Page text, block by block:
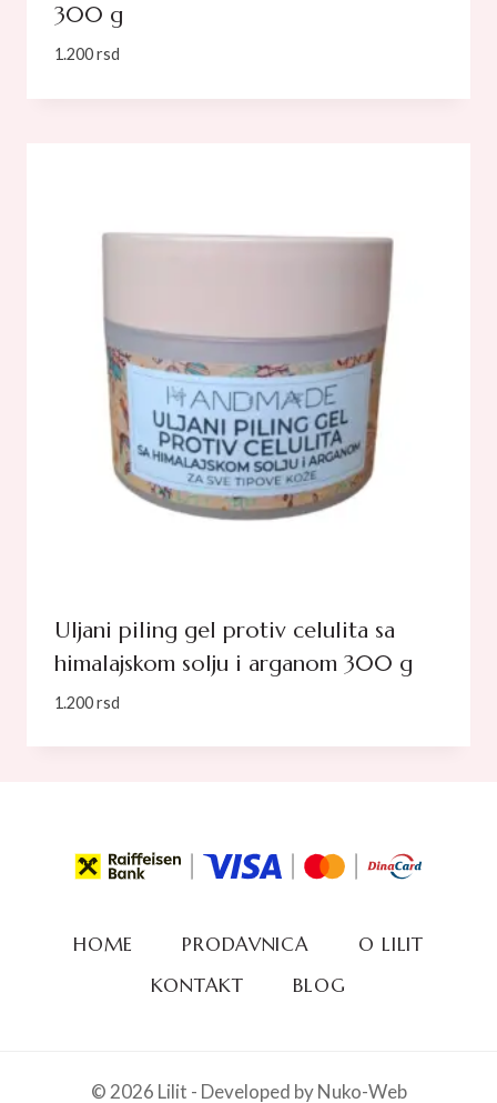
300 g
1.200rsd
Uljani piling gel protiv celulita sa
himalajskom solju i arganom 300 g
1.200rsd
HOME PRODAVNICA
O LILIT
KONTAKT
BLOG
© 2026 Lilit - Developed by Nuko-Web